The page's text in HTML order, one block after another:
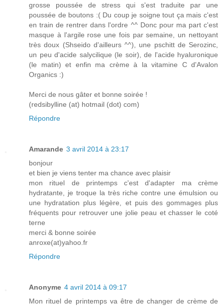
grosse poussée de stress qui s'est traduite par une
poussée de boutons :( Du coup je soigne tout ça mais c'est
en train de rentrer dans l'ordre ^^ Donc pour ma part c'est
masque à l'argile rose une fois par semaine, un nettoyant
très doux (Shseido d'ailleurs ^^), une pschitt de Serozinc,
un peu d'acide salycilique (le soir), de l'acide hyaluronique
(le matin) et enfin ma crème à la vitamine C d'Avalon
Organics :)
Merci de nous gâter et bonne soirée !
(redsibylline (at) hotmail (dot) com)
Répondre
Amarande 3 avril 2014 à 23:17
bonjour
et bien je viens tenter ma chance avec plaisir
mon rituel de printemps c'est d'adapter ma crème
hydratante, je troque la très riche contre une émulsion ou
une hydratation plus légère, et puis des gommages plus
fréquents pour retrouver une jolie peau et chasser le coté
terne
merci & bonne soirée
anroxe(at)yahoo.fr
Répondre
Anonyme 4 avril 2014 à 09:17
Mon rituel de printemps va être de changer de crème de